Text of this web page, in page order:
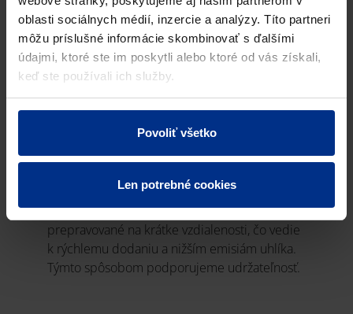
oblasti sociálnych médií, inzercie a analýzy. Títo partneri
môžu príslušné informácie skombinovať s ďalšími
údajmi, ktoré ste im poskytli alebo ktoré od vás získali,
keď ste používali ich služby.
Povoliť všetko
Len potrebné cookies
KRÁTKÁ PREPRAVA -
NÍZKE EMISIE
Objednávanie produktov Pipelife znamená
produkty nie sú dodávané zo zámoria, máme
závody po celej Európe. Naše výrobky sú teda
prepravované na krátke vzdialenosti, čo vedie
k rýchlemu dodaniu a nižším emisiám uhlíka.
Týmto spôsobom podporujeme udržateľnosť.